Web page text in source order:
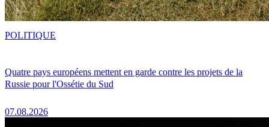
Quatre pays européens mettent en garde contre les projets de la
Russie pour l'Ossétie du Sud
07.08.2026
POLITIQUE